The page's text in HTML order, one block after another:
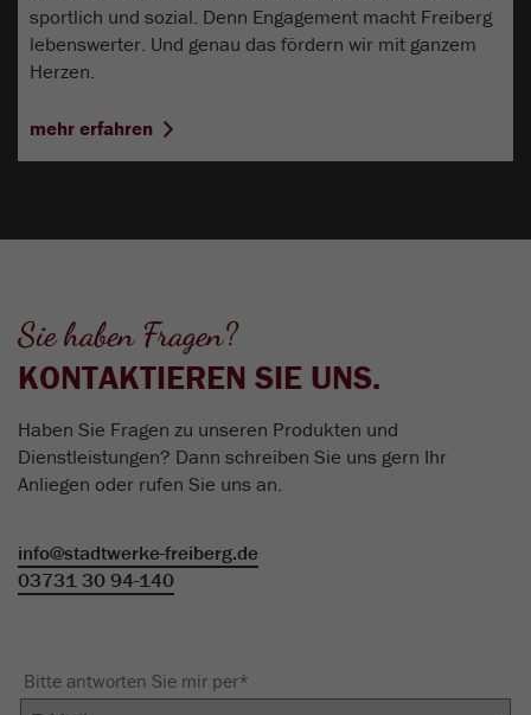
sportlich und sozial. Denn Engagement macht Freiberg
lebenswerter. Und genau das fördern wir mit ganzem
Herzen.
mehr erfahren
KONTAKTIEREN SIE UNS.
Sie haben Fragen?
Haben Sie Fragen zu unseren Produkten und
Dienstleistungen? Dann schreiben Sie uns gern Ihr
Anliegen oder rufen Sie uns an.
info@stadtwerke-freiberg.de
03731 30 94-140
Bitte antworten Sie mir per*